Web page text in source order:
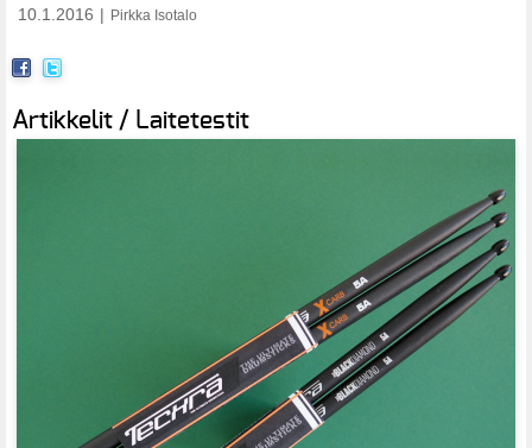
10.1.2016 Pirkka Isotalo
Artikkelit / Laitetestit